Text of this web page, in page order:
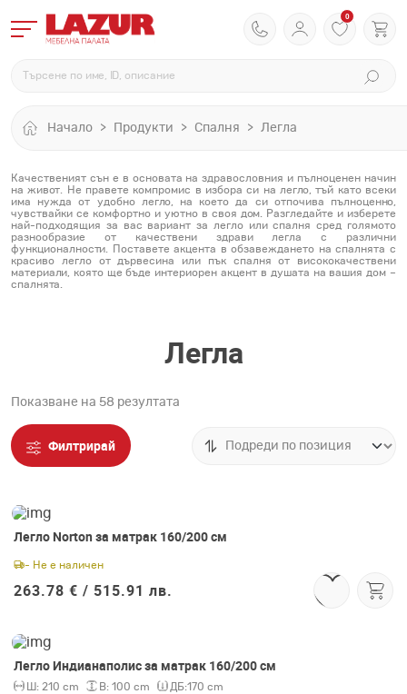
0
Начало Продукти Спалня Легла
Качественият сън е в основата на здравословния и пълноценен начин
на живот. Не правете компромис в избора си на легло, тъй като всеки
има нужда от удобно легло, на което да си отпочива пълноценно,
чувствайки се комфортно и уютно в своя дом. Разгледайте и изберете
най-подходящия за вас вариант за легло или спалня сред голямото
разнообразие от качествени здрави легла с различни
функционалности. Поставете акцента в обзавеждането на спалнята с
красиво легло от дървесина или пък спалня от висококачествени
материали, която ще бъде интериорен акцент в душата на вашия дом –
спалнята.
Легла
Показване на 58 резултата
Филтрирай
Легло Norton за матрак 160/200 см
- Не е наличен
263.78 € / 515.91 лв.
Легло Индианаполис за матрак 160/200 см
Ш: 210 cm В: 100 cm ДБ:170 cm